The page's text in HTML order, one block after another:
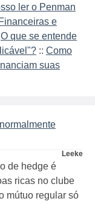
ler o Penman
e
O que se entende
:: Como
suas
Leeke
de hedge é
ricas no clube
mútuo regular só